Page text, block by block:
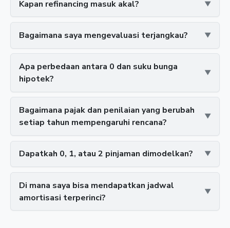
Kapan refinancing masuk akal?
Bagaimana saya mengevaluasi terjangkau?
Apa perbedaan antara 0 dan suku bunga
hipotek?
Bagaimana pajak dan penilaian yang berubah
setiap tahun mempengaruhi rencana?
Dapatkah 0, 1, atau 2 pinjaman dimodelkan?
Di mana saya bisa mendapatkan jadwal
amortisasi terperinci?